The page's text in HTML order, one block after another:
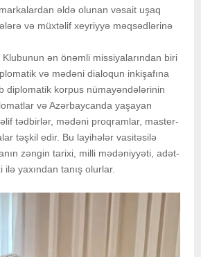
əldə olunan vəsait uşaq
və müxtəlif xeyriyyə məqsədlərinə
Klubunun ən önəmli missiyalarından biri
və mədəni dialoqun inkişafına
diplomatik korpus nümayəndələrinin
və Azərbaycanda yaşayan
tədbirlər, mədəni proqramlar, master-
təşkil edir. Bu layihələr vasitəsilə
zəngin tarixi, milli mədəniyyəti, adət-
yaxından tanış olurlar.